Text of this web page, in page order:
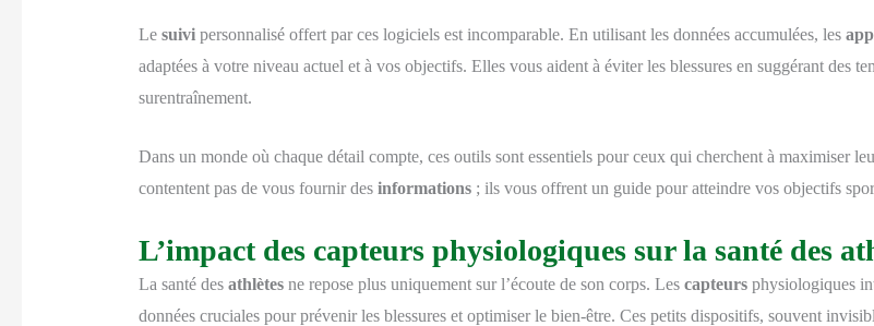
Le suivipersonnalisé offert par ces logiciels est incomparable. En utilisant les données accumulées, les
adaptées à votre niveau actuel et à vos objectifs. Elles vous aident à éviter les blessures en suggérant des
surentraînement.
Dans un monde où chaque détail compte, ces outils sont essentiels pour ceux qui cherchent à maximiser
contentent pas de vous fournir des informations; ils vous offrent un guide pour atteindre vos objectifs
L’impact des capteurs physiologiques sur la santé des
La santé des athlètesne repose plus uniquement sur l’écoute de son corps. Les capteursphysiologiques
données cruciales pour prévenir les blessures et optimiser le bien-être. Ces petits dispositifs, souvent